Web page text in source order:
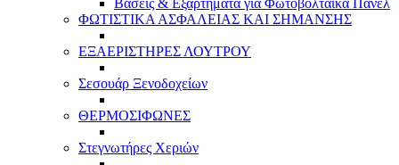
Βάσεις & Εξαρτήματα για Φωτοβολταϊκά Πάνελ
ΦΩΤΙΣΤΙΚΑ ΑΣΦΑΛΕΙΑΣ ΚΑΙ ΣΗΜΑΝΣΗΣ
ΕΞΑΕΡΙΣΤΗΡΕΣ ΛΟΥΤΡΟΥ
Σεσουάρ Ξενοδοχείων
ΘΕΡΜΟΣΙΦΩΝΕΣ
Στεγνωτήρες Χεριών